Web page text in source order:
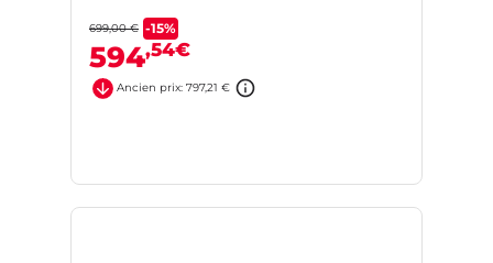
699,00 € -15%
594,54€
Ancien prix: 797,21 €